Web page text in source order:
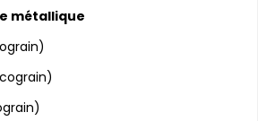
métallique